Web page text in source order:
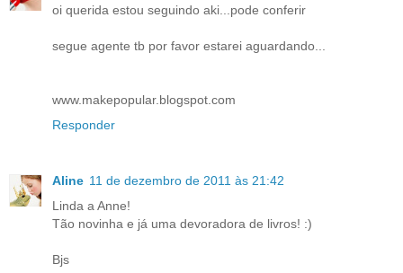
oi querida estou seguindo aki...pode conferir
segue agente tb por favor estarei aguardando...
www.makepopular.blogspot.com
Responder
Aline 11 de dezembro de 2011 às 21:42
Linda a Anne!
Tão novinha e já uma devoradora de livros! :)
Bjs